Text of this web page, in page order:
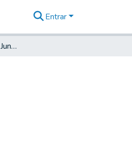
Entrar
Carta para a Câmara de Jundiaí